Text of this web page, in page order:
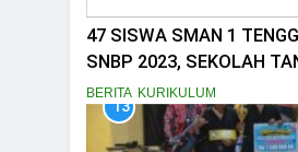
47 SISWA SMAN 1
SNBP 2023, SEKOLAH
PERSIAPKAN SNBT
BERITA KURIKULUM
13